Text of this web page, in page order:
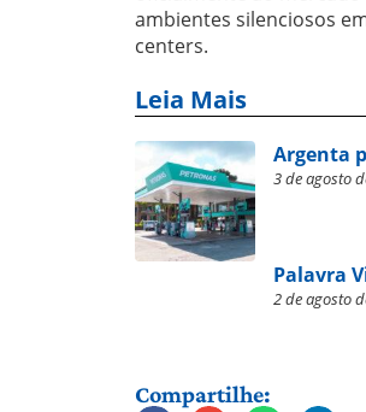
ambientes silenciosos
centers.
Leia Mais
Argenta
3 de agosto
Palavra
2 de agosto
Compartilhe: